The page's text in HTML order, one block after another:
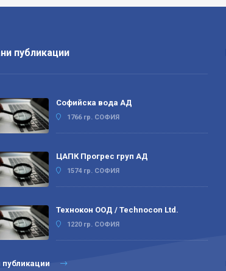
публикации
Софийска вода АД
1766 гр. СОФИЯ
ЦАПК Прогрес груп АД
1574 гр. СОФИЯ
Технокон ООД / Technocon Ltd.
1220 гр. СОФИЯ
публикации